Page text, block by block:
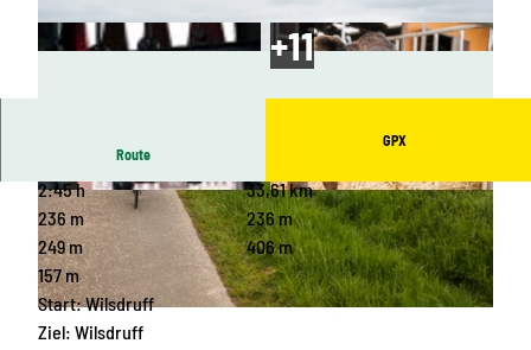
© Freie Presse | KI-optimiert
© Stephan Böhlig, Dresden Elbland, Stephan B
oehlig |CC0
Route
GPX
2:45 h
33,61 km
236 m
236 m
249 m
406 m
157 m
Start: Wilsdruff
Ziel: Wilsdruff